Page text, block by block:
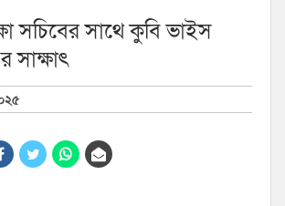
সচিবের সাথে কুবি ভাইস
সাক্ষাৎ